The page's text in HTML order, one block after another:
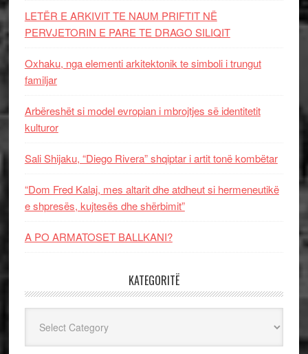
LETËR E ARKIVIT TE NAUM PRIFTIT NË
PERVJETORIN E PARE TE DRAGO SILIQIT
Oxhaku, nga elementi arkitektonik te simboli i trungut
familjar
Arbëreshët si model evropian i mbrojtjes së identitetit
kulturor
Sali Shijaku, “Diego Rivera” shqiptar i artit tonë kombëtar
“Dom Fred Kalaj, mes altarit dhe atdheut si hermeneutikë
e shpresës, kujtesës dhe shërbimit”
A PO ARMATOSET BALLKANI?
KATEGORITË